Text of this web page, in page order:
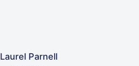
Laurel Parnell